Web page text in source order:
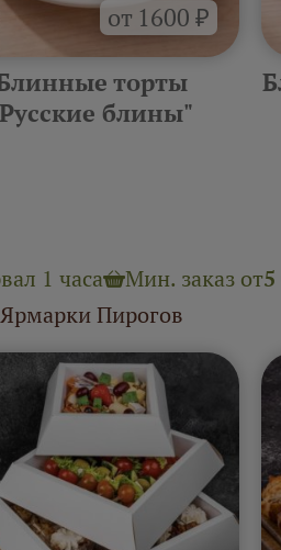
от 1600 ₽
торты
блины"
1 часа Мин. заказ от
Пирогов